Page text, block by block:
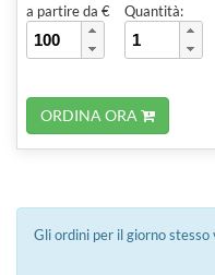
a partire da € Quantità:
ORDINA ORA
Gli ordini per il giorno